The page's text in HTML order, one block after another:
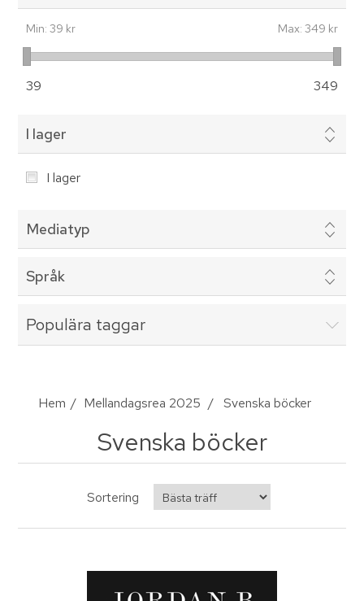
Min: 39 kr Max: 349 kr
39 349
I lager
I lager
Mediatyp
Språk
Populära taggar
Hem / Mellandagsrea 2025 / Svenska böcker
Svenska böcker
Sortering